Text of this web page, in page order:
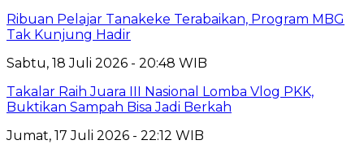
Ribuan Pelajar Tanakeke Terabaikan, Program MBG
Tak Kunjung Hadir
Sabtu, 18 Juli 2026 - 20:48 WIB
Takalar Raih Juara III Nasional Lomba Vlog PKK,
Buktikan Sampah Bisa Jadi Berkah
Jumat, 17 Juli 2026 - 22:12 WIB